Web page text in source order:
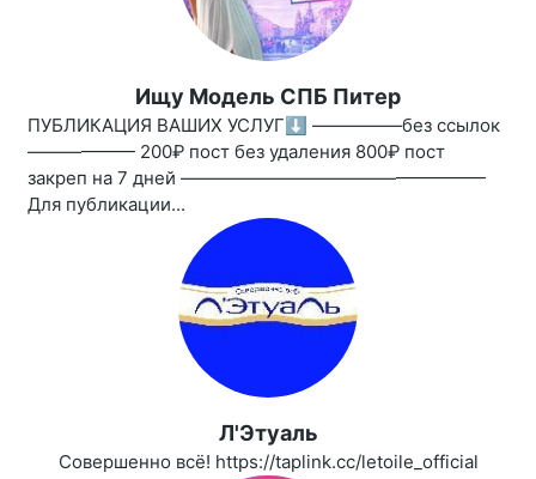
Ищу Модель СПБ Питер
ПУБЛИКАЦИЯ ВАШИХ УСЛУГ⬇️ —————без ссылок
—————— 200₽ пост без удаления 800₽ пост
закреп на 7 дней —————————————————
Для публикации...
Л'Этуаль
Совершенно всё! https://taplink.cc/letoile_official